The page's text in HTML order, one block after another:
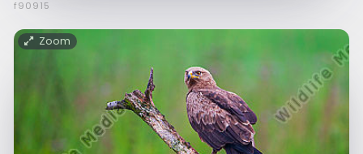
f90915
Zoom